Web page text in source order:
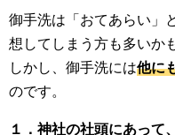
御手洗は「おてあらい」
想してしまう方も多いか
しかし、御手洗には他に
のです。
１．神社の社頭にあって